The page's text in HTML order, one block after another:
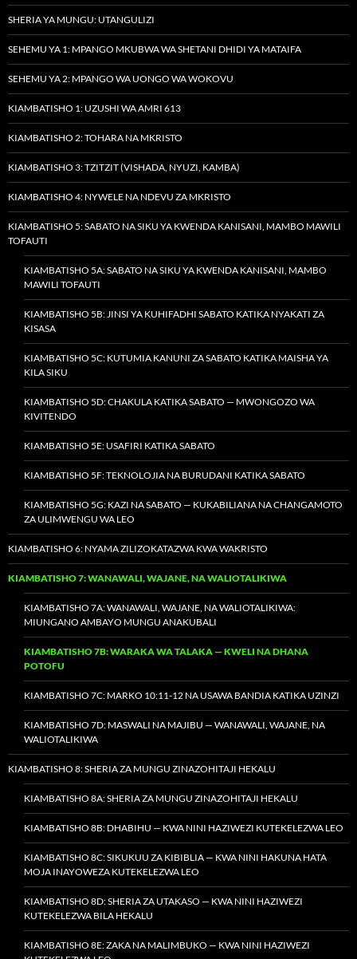
SHERIA YA MUNGU: UTANGULIZI
SEHEMU YA 1: MPANGO MKUBWA WA SHETANI DHIDI YA MATAIFA
SEHEMU YA 2: MPANGO WA UONGO WA WOKOVU
KIAMBATISHO 1: UZUSHI WA AMRI 613
KIAMBATISHO 2: TOHARA NA MKRISTO
KIAMBATISHO 3: TZITZIT (VISHADA, NYUZI, KAMBA)
KIAMBATISHO 4: NYWELE NA NDEVU ZA MKRISTO
KIAMBATISHO 5: SABATO NA SIKU YA KWENDA KANISANI, MAMBO MAWILI
TOFAUTI
KIAMBATISHO 5A: SABATO NA SIKU YA KWENDA KANISANI, MAMBO
MAWILI TOFAUTI
KIAMBATISHO 5B: JINSI YA KUHIFADHI SABATO KATIKA NYAKATI ZA
KISASA
KIAMBATISHO 5C: KUTUMIA KANUNI ZA SABATO KATIKA MAISHA YA
KILA SIKU
KIAMBATISHO 5D: CHAKULA KATIKA SABATO — MWONGOZO WA
KIVITENDO
KIAMBATISHO 5E: USAFIRI KATIKA SABATO
KIAMBATISHO 5F: TEKNOLOJIA NA BURUDANI KATIKA SABATO
KIAMBATISHO 5G: KAZI NA SABATO — KUKABILIANA NA CHANGAMOTO
ZA ULIMWENGU WA LEO
KIAMBATISHO 6: NYAMA ZILIZOKATAZWA KWA WAKRISTO
KIAMBATISHO 7: WANAWALI, WAJANE, NA WALIOTALIKIWA
KIAMBATISHO 7A: WANAWALI, WAJANE, NA WALIOTALIKIWA:
MIUNGANO AMBAYO MUNGU ANAKUBALI
KIAMBATISHO 7B: WARAKA WA TALAKA — KWELI NA DHANA
POTOFU
KIAMBATISHO 7C: MARKO 10:11-12 NA USAWA BANDIA KATIKA UZINZI
KIAMBATISHO 7D: MASWALI NA MAJIBU — WANAWALI, WAJANE, NA
WALIOTALIKIWA
KIAMBATISHO 8: SHERIA ZA MUNGU ZINAZOHITAJI HEKALU
KIAMBATISHO 8A: SHERIA ZA MUNGU ZINAZOHITAJI HEKALU
KIAMBATISHO 8B: DHABIHU — KWA NINI HAZIWEZI KUTEKELEZWA LEO
KIAMBATISHO 8C: SIKUKUU ZA KIBIBLIA — KWA NINI HAKUNA HATA
MOJA INAYOWEZA KUTEKELEZWA LEO
KIAMBATISHO 8D: SHERIA ZA UTAKASO — KWA NINI HAZIWEZI
KUTEKELEZWA BILA HEKALU
KIAMBATISHO 8E: ZAKA NA MALIMBUKO — KWA NINI HAZIWEZI